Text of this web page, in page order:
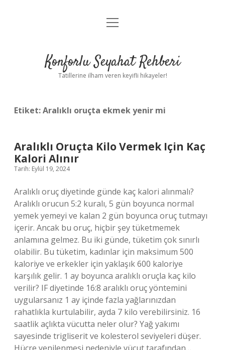
Anasayfa
Yasal Uyarı
menüyü
Konforlu Seyahat Rehberi
Tatillerine ilham veren keyifli hikayeler!
Etiket:Aralıklı oruçta ekmek yenir mi
Aralıklı Oruçta Kilo Vermek Için Kaç
Kalori Alınır
Tarih: Eylül 19, 2024
Aralıklı oruç diyetinde günde kaç kalori alınmalı?
Aralıklı orucun 5:2 kuralı, 5 gün boyunca normal
yemek yemeyi ve kalan 2 gün boyunca oruç tutmayı
içerir. Ancak bu oruç, hiçbir şey tüketmemek
anlamına gelmez. Bu iki günde, tüketim çok sınırlı
olabilir. Bu tüketim, kadınlar için maksimum 500
kaloriye ve erkekler için yaklaşık 600 kaloriye
karşılık gelir. 1 ay boyunca aralıklı oruçla kaç kilo
verilir? IF diyetinde 16:8 aralıklı oruç yöntemini
uygularsanız 1 ay içinde fazla yağlarınızdan
rahatlıkla kurtulabilir, ayda 7 kilo verebilirsiniz. 16
saatlik açlıkta vücutta neler olur? Yağ yakımı
sayesinde trigliserit ve kolesterol seviyeleri düşer.